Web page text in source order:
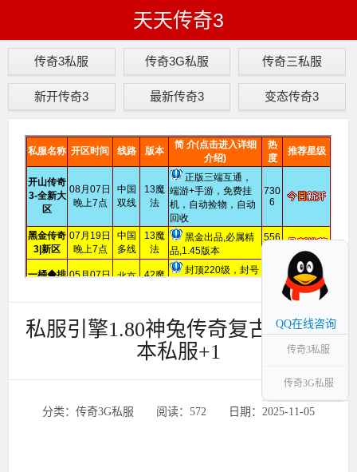
天天传奇3
传奇3私服 传奇3G私服 传奇三私服
新开传奇3 最新传奇3 变态传奇3
私服引擎1.80神兔传奇复古传奇版
本私服+1
分类：传奇3G私服 ‌‍阅读：572 ‌‍日期：2025-11-05
QQ在线咨询
传奇3私服
传奇3G私服